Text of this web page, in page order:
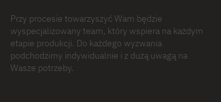
Przy procesie towarzyszyć Wam będzie
wyspecjalizowany team, który wspiera na każdym
etapie produkcji. Do każdego wyzwania
podchodzimy indywidualnie i z dużą uwagą na
Wasze potrzeby.